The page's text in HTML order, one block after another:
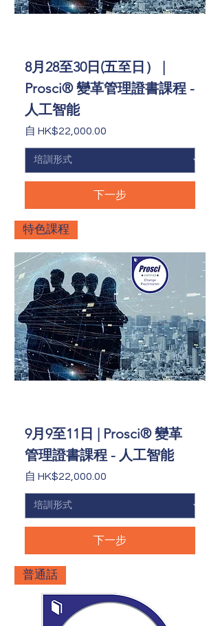
8月28至30日(五至日） |
Prosci® 變革管理證書課程 -
人工智能
自 HK$22,000.00
促銷價格
下一步
特色課程
9月9至11日 | Prosci® 變革
管理證書課程 - 人工智能
自 HK$22,000.00
促銷價格
下一步
普通話